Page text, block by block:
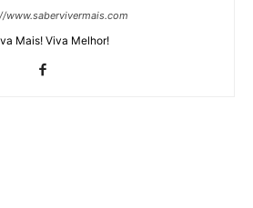
www.sabervivermais.com
Mais! Viva Melhor!